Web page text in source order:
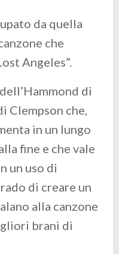
da quella
che
Angeles”.
di
Clempson che,
in un lungo
fine e che vale
un uso di
di creare un
alla canzone
brani di